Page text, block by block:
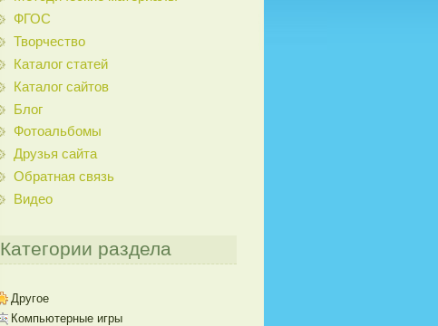
ФГОС
Творчество
Каталог статей
Каталог сайтов
Блог
Фотоальбомы
Друзья сайта
Обратная связь
Видео
Категории раздела
Другое
Компьютерные игры